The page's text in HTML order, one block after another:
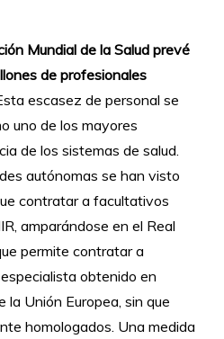
Mundial de la Salud prevé
de profesionales
Esta escasez de personal se
uno de los mayores
de los sistemas de salud.
autónomas se han visto
contratar a facultativos
amparándose en el Real
permite contratar a
obtenido en
la Unión Europea, sin que
homologados. Una medida